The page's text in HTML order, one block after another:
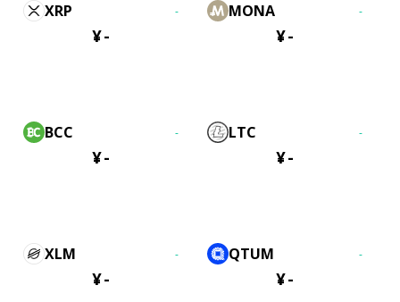
XRP -
¥-
MONA -
¥-
BCC -
¥-
LTC -
¥-
XLM -
¥-
QTUM -
¥-